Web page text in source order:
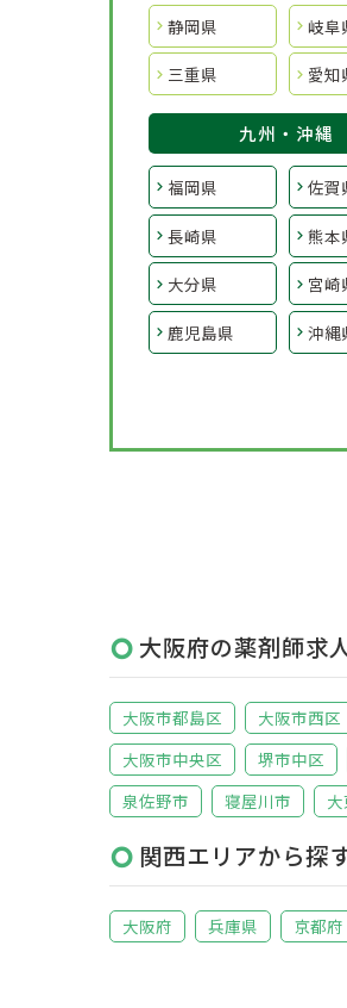
静岡県 岐阜
三重県 愛知
九州・沖縄
福岡県 佐賀
長崎県 熊本
大分県 宮崎
鹿児島県 沖縄
大阪府の薬剤師求
大阪市都島区 大阪市西区
大阪市中央区
堺市中区
泉佐野市
寝屋川市
関西エリアから探
大阪府 兵庫県 京都府